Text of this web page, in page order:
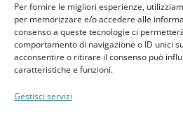
Per fornire le migliori esperienze,
per memorizzare e/o accedere alle
consenso a queste tecnologie ci
comportamento di navigazione o ID unici
acconsentire o ritirare il consenso può
caratteristiche e funzioni.
Gestisci servizi
Indirizzi
Metodi di pagamento
Dettagli account